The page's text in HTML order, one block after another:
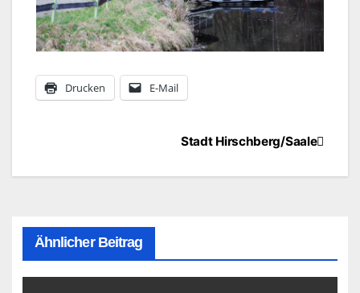
Drucken E-Mail
BeitragsnavigationStadt Hirschberg/Saale
Ähnlicher Beitrag